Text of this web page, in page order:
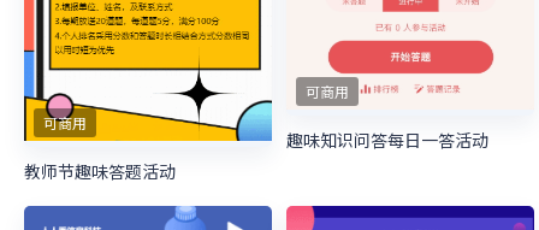
可商用
教师节趣味答题活动
可商用
趣味知识问答每日一答活动